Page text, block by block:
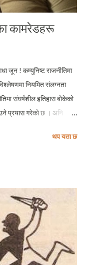
कामरेडहरू
जून ! कम्युनिष्ट राजनीतिमा
नियमित संलग्नता
संघर्षशील इतिहास बोकेको
प्रयास गरेको छ । अनि
कम्युनिष्टको पुच्छ्रे
लिएर हिडेको सञ्जय नेपाली
कार्यकर्ताहरूको
कम्युनिष्ट पार्टीको एक
निरन्तर क्रान्तिक...
थप यता छ